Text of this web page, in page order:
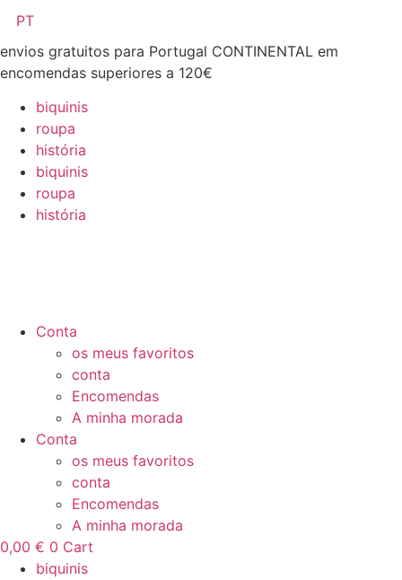
para
o
conteúdo
PT
envios gratuitos para Portugal CONTINENTAL em
encomendas superiores a 120€
biquinis
roupa
história
biquinis
roupa
história
Conta
os meus favoritos
conta
Encomendas
A minha morada
Conta
os meus favoritos
conta
Encomendas
A minha morada
0,00 € 0 Cart
biquinis